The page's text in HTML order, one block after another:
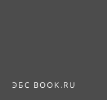
ЭБС BOOK.RU